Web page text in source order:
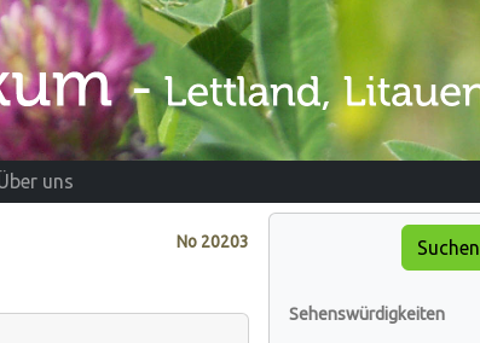
uns
No 20203 Suchen
Sehenswürdigkeiten